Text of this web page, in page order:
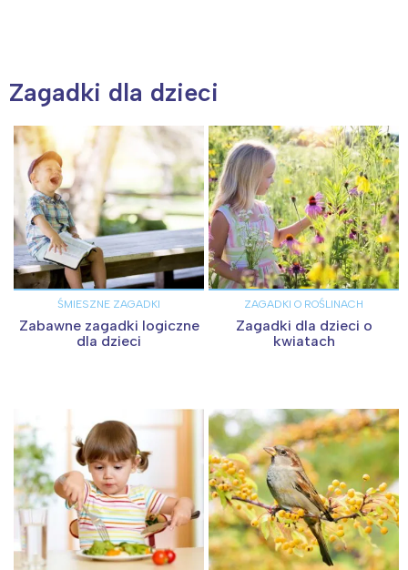
Zagadki dla dzieci
ŚMIESZNE ZAGADKI
Zabawne zagadki logiczne
dla dzieci
ZAGADKI O ROŚLINACH
Zagadki dla dzieci o
kwiatach
Warszawa
Łódź
Trójmiasto
Poznań
Wrocław
Kraków
Południe
Północ
Wszystkie
Wybieram